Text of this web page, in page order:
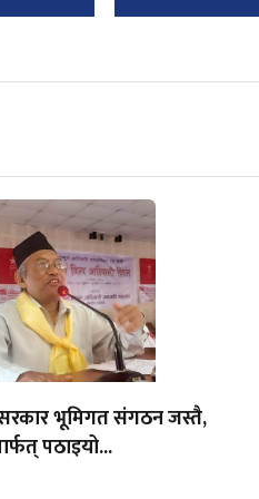
भूमिगत संगठन जस्तै,
पठाइयो...